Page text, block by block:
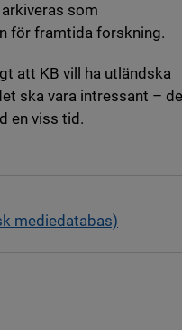
som
för framtida forskning.
att KB vill ha utländska
ska vara intressant –
en viss tid.
mediedatabas)